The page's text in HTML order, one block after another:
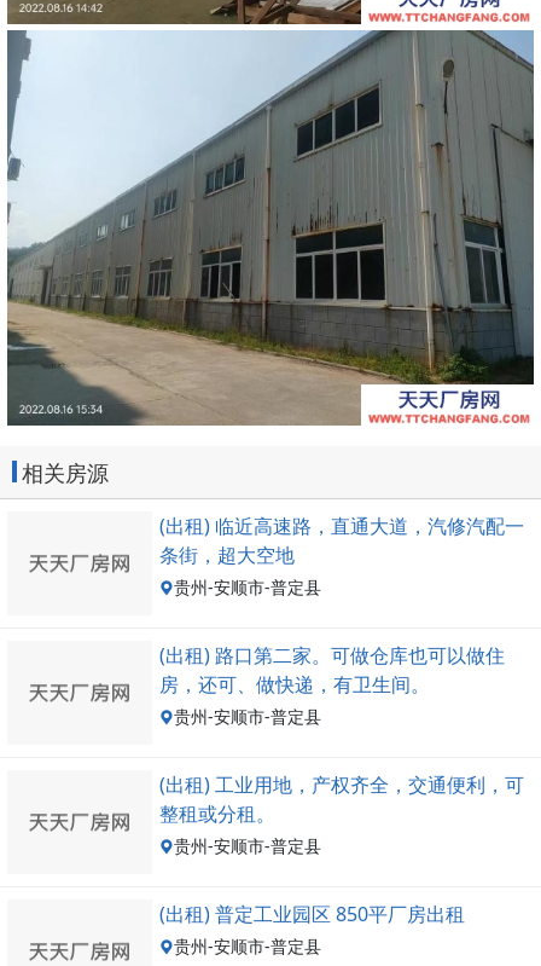
相关房源
(出租) 临近高速路，直通大道，汽修汽配一
条街，超大空地
贵州-安顺市-普定县
(出租) 路口第二家。可做仓库也可以做住
房，还可、做快递，有卫生间。
贵州-安顺市-普定县
(出租) 工业用地，产权齐全，交通便利，可
整租或分租。
贵州-安顺市-普定县
(出租) 普定工业园区 850平厂房出租
贵州-安顺市-普定县